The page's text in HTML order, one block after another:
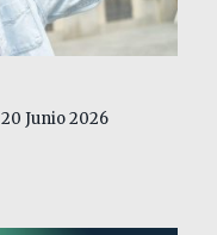
Junio 2026